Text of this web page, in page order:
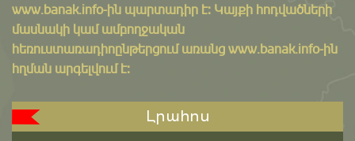
www.banak.info-ին պարտադիր է: Կայքի հոդվածների
մասնակի կամ ամբողջական
հեռուստառադիոընթերցում առանց www.banak.info-ին
հղման արգելվում է:
Լրահոս